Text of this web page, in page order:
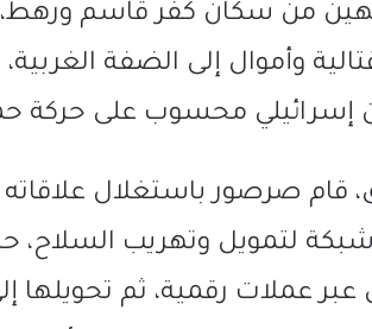
من سكان كفر قاسم
وأموال إلى الضفة
محسوب على حركة
صرصور باستغلال علاقاته
لتمويل وتهريب السلاح،
عبر عملات رقمية، ثم